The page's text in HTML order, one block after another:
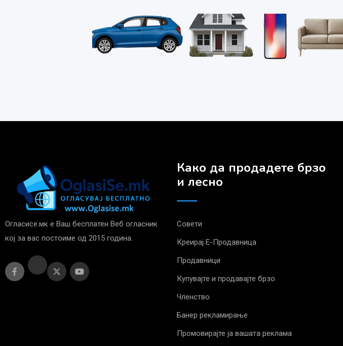
Огласисе.мк е Ваш бесплатен Веб огласник
кој за вас постоиме од 2015 година.
Како да продадете брзо
и лесно
Совети
Креирај Е-Продавница
Продавници
Купувајте и продавајте брзо
Членство
Банер рекламирање
Промовирајте ја вашата реклама